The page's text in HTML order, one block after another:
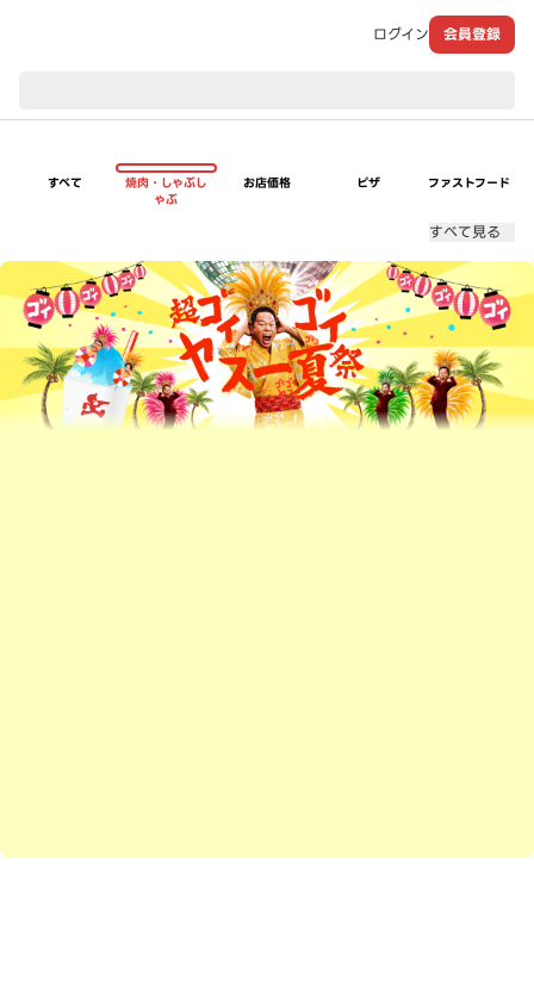
ログイン 会員登録
すべて
焼肉・しゃぶし
ゃぶ
お店価格 ピザ ファストフード
すべて見る
超ゴイゴイヤスー夏祭